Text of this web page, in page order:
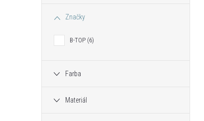
Značky
B-TOP 6
Farba
Materiál